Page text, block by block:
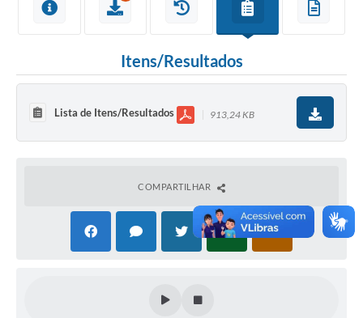
Itens/Resultados
Lista de Itens/Resultados 913,24 KB
COMPARTILHAR